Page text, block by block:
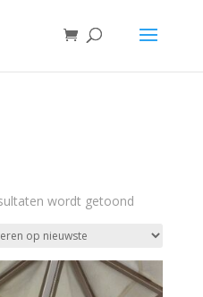
wordt getoondGesorteerd
nieuwste